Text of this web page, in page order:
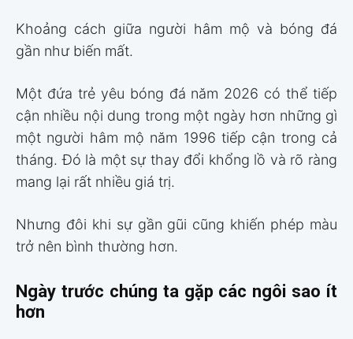
Khoảng cách giữa người hâm mộ và bóng đá
gần như biến mất.
Một đứa trẻ yêu bóng đá năm 2026 có thể tiếp
cận nhiều nội dung trong một ngày hơn những gì
một người hâm mộ năm 1996 tiếp cận trong cả
tháng. Đó là một sự thay đổi khổng lồ và rõ ràng
mang lại rất nhiều giá trị.
Nhưng đôi khi sự gần gũi cũng khiến phép màu
trở nên bình thường hơn.
Ngày trước chúng ta gặp các ngôi sao ít
hơn